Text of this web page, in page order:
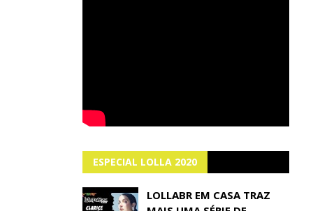
ESPECIAL LOLLA 2020
LOLLABR EM CASA TRAZ